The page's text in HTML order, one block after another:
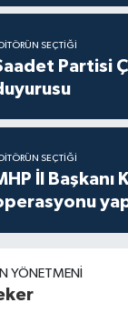
SEÇTIĞI
Partisi
SEÇTIĞI
İl
YÖNETMENI